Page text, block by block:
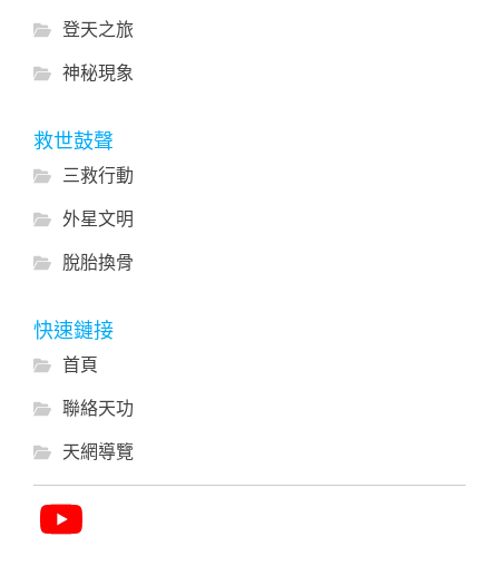
登天之旅
神秘現象
救世鼓聲
三救行動
外星文明
脫胎換骨
快速鏈接
首頁
聯絡天功
天網導覽